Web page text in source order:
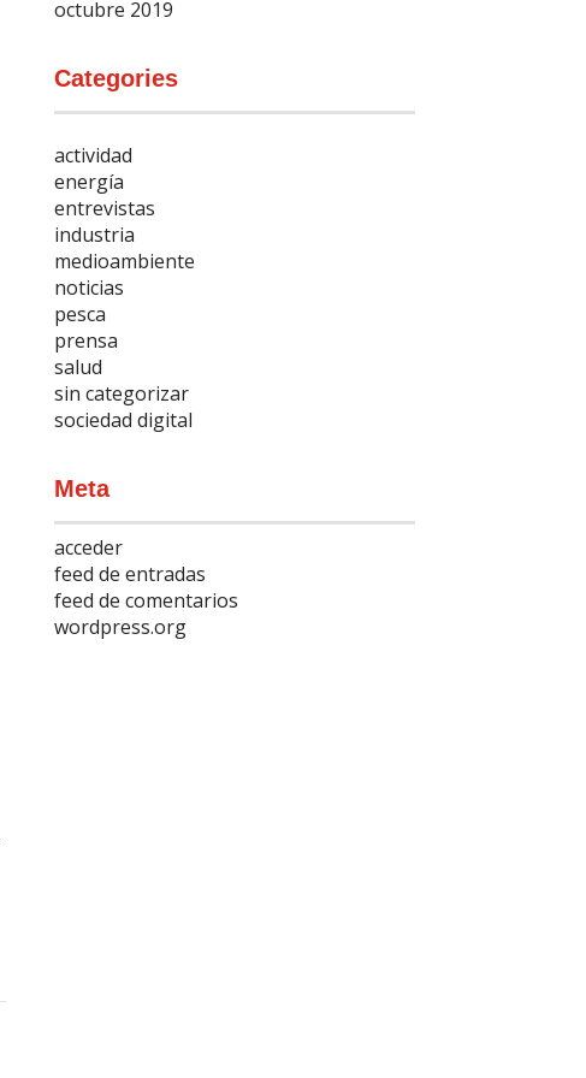
octubre 2019
Categories
actividad
energía
entrevistas
industria
medioambiente
noticias
pesca
prensa
salud
sin categorizar
sociedad digital
Meta
acceder
feed de entradas
feed de comentarios
wordpress.org